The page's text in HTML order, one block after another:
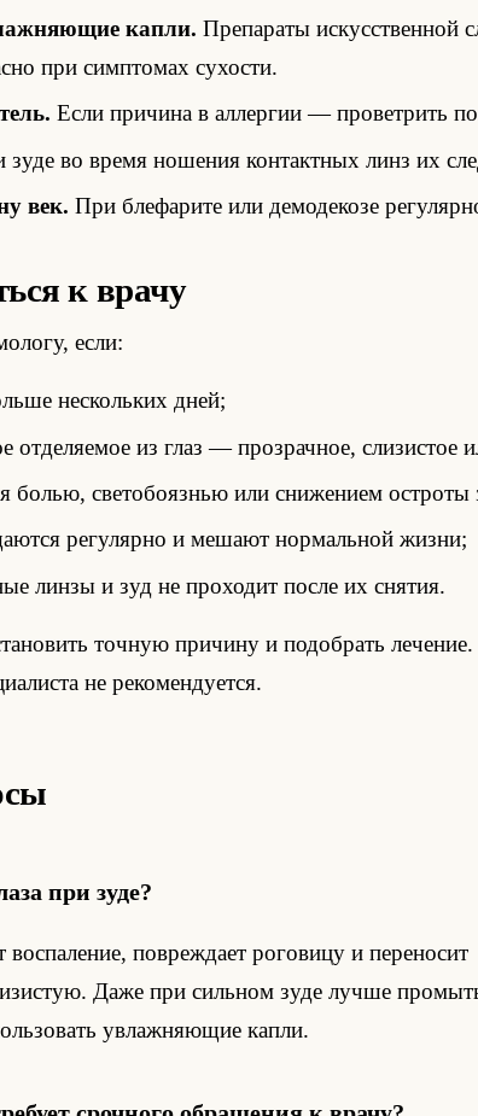
капли. Препараты искусственной
при симптомах сухости.
Если причина в аллергии — проветрить
во время ношения контактных линз их
век. При блефарите или демодекозе
к врачу
если:
нескольких дней;
отделяемое из глаз — прозрачное, слизистое
болью, светобоязнью или снижением остроты
регулярно и мешают нормальной жизни;
линзы и зуд не проходит после их снятия.
точную причину и подобрать
не рекомендуется.
при зуде?
воспаление, повреждает роговицу и переносит
Даже при сильном зуде лучше
увлажняющие капли.